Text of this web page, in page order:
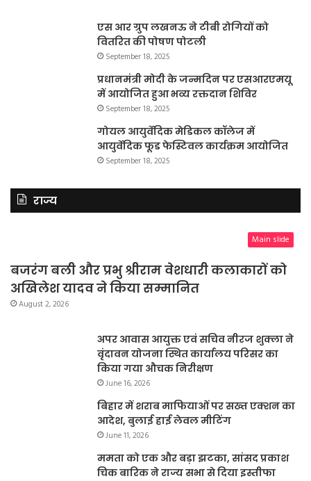
एस आर ग्रुप लखनऊ ने टीबी रोगियों को
वितरित की पोषण पोटली
September 18, 2025
प्रधानमंत्री मोदी के जन्मदिन पर एसआरएमयू
में आयोजित हुआ भव्य रक्तदान शिविर
September 18, 2025
गोयल आयुर्वेदिक मेडिकल कॉलेज में
आयुर्वेदिक फूड फेस्टिवल कार्यक्रम आयोजित
September 18, 2025
राज्य
Main slide
बजरंग बली और प्रभु श्रीराम वेशधारी कलाकारों को
अखिलेश यादव ने किया सम्मानित
August 2, 2026
अपर आवास आयुक्त एवं सचिव नीरज शुक्ला ने
वृंदावन योजना स्थित कार्यालय परिसर का
किया गया औचक निरीक्षण
June 16, 2026
बिहार में शराब माफियाओं पर सख्त एक्शन का
आदेश, बुलाई हाई लेवल मीटिंग
June 11, 2026
ममता को एक और बड़ा झटका, सांसद प्रकाश
चिक बारिक ने राज्य सभा से दिया इस्तीफा